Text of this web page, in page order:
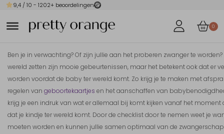
9,4 / 10 - 1202+ beoordelingen
0
Ben je in verwachting? Of zijn jullie aan het proberen zwanger te
wereld zetten zijn mooie gebeurtenissen, maar het betekent ook dat er
worden voordat de baby ter wereld komt. Zo krijg je te maken met
regelen van geboortekaartjes en het aanschaffen van
krijg je een indruk van wat er allemaal bij komt kijken vanaf het
dat je kindje ter wereld komt. Door de checklist door te nemen weet je
moeten worden en kunnen jullie samen optimaal van de